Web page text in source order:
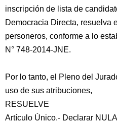
inscripción de lista de
Democracia Directa, resuelva
personeros, conforme a lo
N° 748-2014-JNE.
Por lo tanto, el Pleno del
uso de sus atribuciones,
RESUELVE
Artículo Único.- Declarar